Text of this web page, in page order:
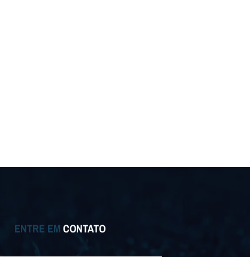
ENTRE EMCONTATO